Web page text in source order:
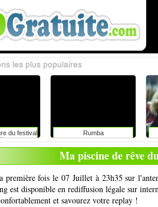
du festival
avec
faut-il
Rumba
les plus populaires
Ma piscine de rêve
première fois le 07 Juillet à 23h35 sur
est disponible en rediffusion légale sur
et savourez votre replay !